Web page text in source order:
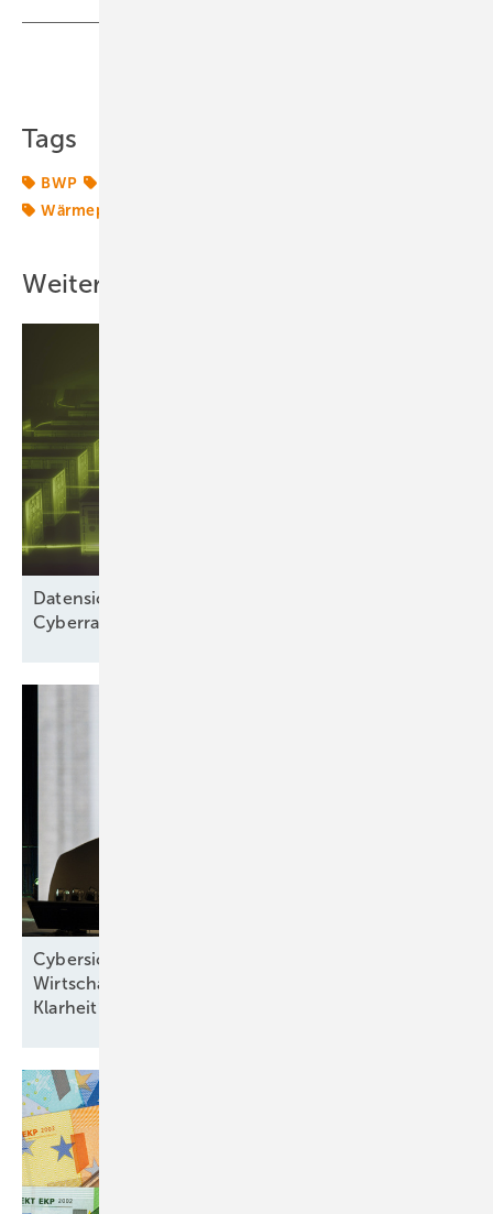
Tags
BWP
Wärmepumpe
Weitere Inhalte
Datensicherheit: „Wir betrachten nicht nur den
Cyberraum“
Cybersicherheit, Wärme, Netze und
Wirtschaftsministerin: „Stadtwerke brauchen zügig
Klarheit“